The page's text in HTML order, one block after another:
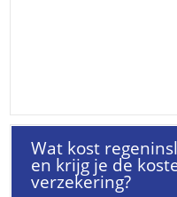
Wat kost
en krijg je de
verzekering?